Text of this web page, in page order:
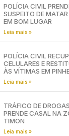
POLÍCIA CIVIL
SUSPEITO DE
EM BOM LUGAR
Leia mais »
POLÍCIA CIVIL
CELULARES E
ÀS VÍTIMAS EM
Leia mais »
TRÁFICO DE
PRENDE CASAL NA
TIMON
Leia mais »